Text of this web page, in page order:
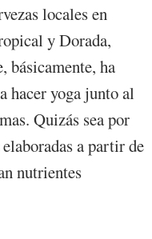
locales en
y Dorada,
básicamente, ha
hacer yoga junto al
Quizás sea por
a partir de
nutrientes